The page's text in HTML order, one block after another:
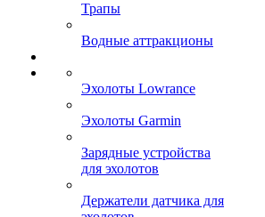
Трапы
Водные аттракционы
Эхолоты Lowrance
Эхолоты Garmin
Зарядные устройства
для эхолотов
Держатели датчика для